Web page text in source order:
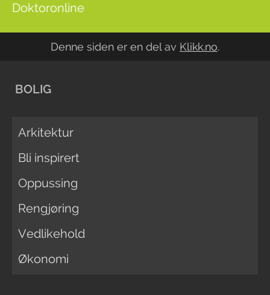
Doktoronline
Denne siden er en del av Klikk.no.
BOLIG
Arkitektur
Bli inspirert
Oppussing
Rengjøring
Vedlikehold
Økonomi